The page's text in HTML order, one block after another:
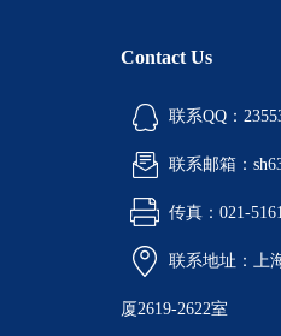
Contact Us
联系QQ：
联系邮箱：
传真：021-
联系地址：上
厦2619-2622室